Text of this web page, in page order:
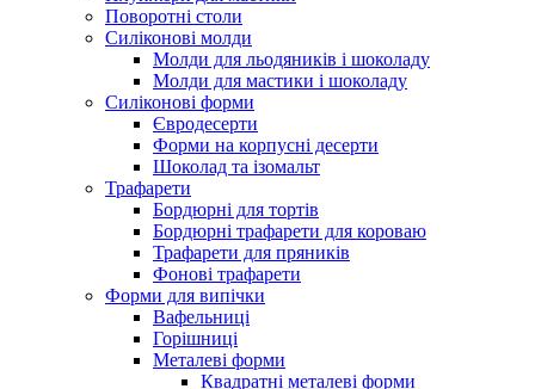
Поворотні столи
Силіконові молди
Молди для льодяників і шоколаду
Молди для мастики і шоколаду
Силіконові форми
Євродесерти
Форми на корпусні десерти
Шоколад та ізомальт
Трафарети
Бордюрні для тортів
Бордюрні трафарети для короваю
Трафарети для пряників
Фонові трафарети
Форми для випічки
Вафельниці
Горішниці
Металеві форми
Квадратні металеві форми